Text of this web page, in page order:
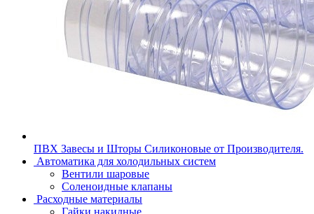
ПВХ Завесы и Шторы Силиконовые от Производителя.
Автоматика для холодильных систем
Вентили шаровые
Соленоидные клапаны
Расходные материалы
Гайки накидные